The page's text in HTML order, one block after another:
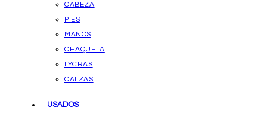
CABEZA
PIES
MANOS
CHAQUETA
LYCRAS
CALZAS
USADOS